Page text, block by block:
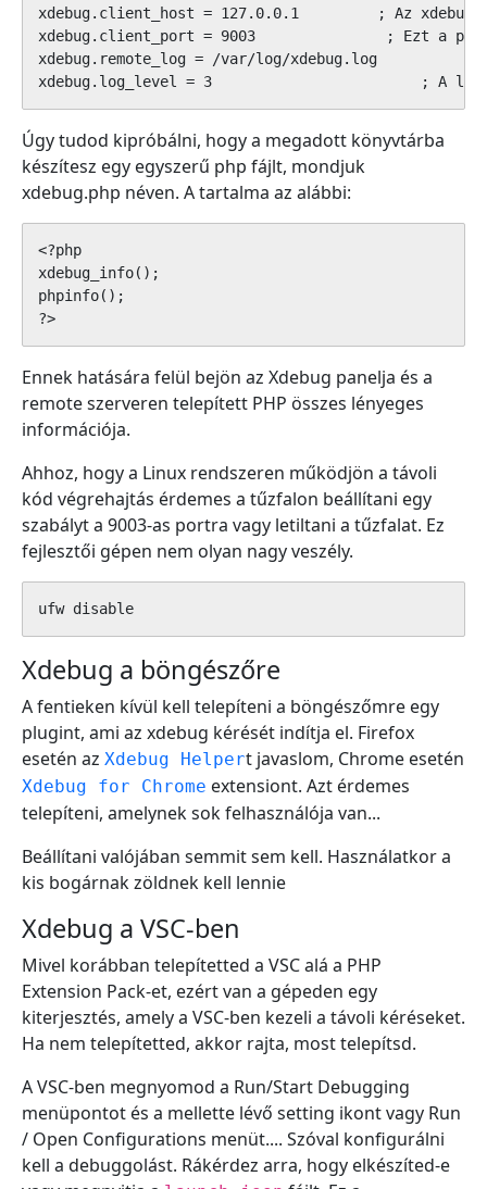
xdebug.client_host = 127.0.0.1         ; Az xdebug
xdebug.client_port = 9003               ; Ezt a portot
xdebug.remote_log = /var/log/xdebug.log
xdebug.log_level = 3                        ; A
Úgy tudod kipróbálni, hogy a megadott könyvtárba
készítesz egy egyszerű php fájlt, mondjuk
xdebug.php néven. A tartalma az alábbi:
<?php
xdebug_info();
phpinfo();
?>
Ennek hatására felül bejön az Xdebug panelja és a
remote szerveren telepített PHP összes lényeges
információja.
Ahhoz, hogy a Linux rendszeren működjön a távoli
kód végrehajtás érdemes a tűzfalon beállítani egy
szabályt a 9003-as portra vagy letiltani a tűzfalat. Ez
fejlesztői gépen nem olyan nagy veszély.
ufw disable
Xdebug a böngészőre
A fentieken kívül kell telepíteni a böngészőmre egy
plugint, ami az xdebug kérését indítja el. Firefox
esetén az Xdebug Helpert javaslom, Chrome esetén
Xdebug for Chrome extensiont. Azt érdemes
telepíteni, amelynek sok felhasználója van...
Beállítani valójában semmit sem kell. Használatkor a
kis bogárnak zöldnek kell lennie
Xdebug a VSC-ben
Mivel korábban telepítetted a VSC alá a PHP
Extension Pack-et, ezért van a gépeden egy
kiterjesztés, amely a VSC-ben kezeli a távoli kéréseket.
Ha nem telepítetted, akkor rajta, most telepítsd.
A VSC-ben megnyomod a Run/Start Debugging
menüpontot és a mellette lévő setting ikont vagy Run
/ Open Configurations menüt.... Szóval konfigurálni
kell a debuggolást. Rákérdez arra, hogy elkészíted-e